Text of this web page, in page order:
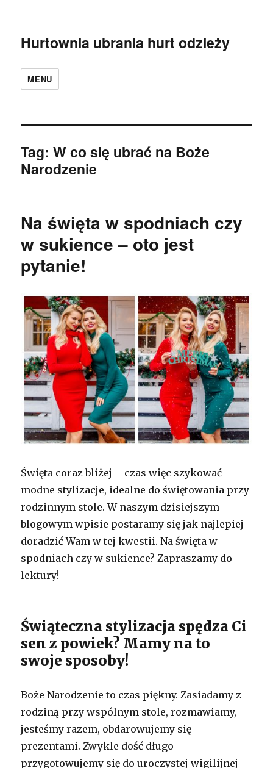
Hurtownia ubrania hurt odzieży
MENU
Tag:W co się ubrać na Boże
Narodzenie
Na święta w spodniach czy
w sukience – oto jest
pytanie!
Święta coraz bliżej – czas więc szykować
modne stylizacje, idealne do świętowania przy
rodzinnym stole. W naszym dzisiejszym
blogowym wpisie postaramy się jak najlepiej
doradzić Wam w tej kwestii. Na święta w
spodniach czy w sukience? Zapraszamy do
lektury!
Świąteczna stylizacja spędza Ci
sen z powiek? Mamy na to
swoje sposoby!
Boże Narodzenie to czas piękny. Zasiadamy z
rodziną przy wspólnym stole, rozmawiamy,
jesteśmy razem, obdarowujemy się
prezentami. Zwykle dość długo
przygotowujemy się do uroczystej wigilijnej